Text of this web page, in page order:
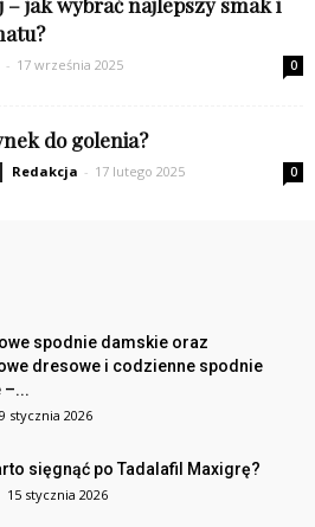
- 17 września 2025 0
do golenia?
Redakcja - 17 lutego 2025 0
spodnie damskie oraz
dresowe i codzienne spodnie
–...
stycznia 2026
sięgnąć po Tadalafil Maxigrę?
15 stycznia 2026